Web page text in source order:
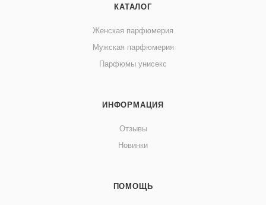
КАТАЛОГ
Женская парфюмерия
Мужская парфюмерия
Парфюмы унисекс
ИНФОРМАЦИЯ
Отзывы
Новинки
ПОМОЩЬ